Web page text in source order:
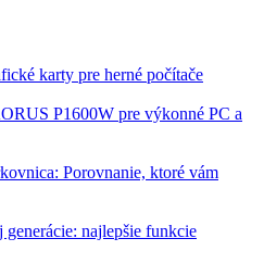
karty pre herné počítače
P1600W pre výkonné PC a
Porovnanie, ktoré vám
najlepšie funkcie